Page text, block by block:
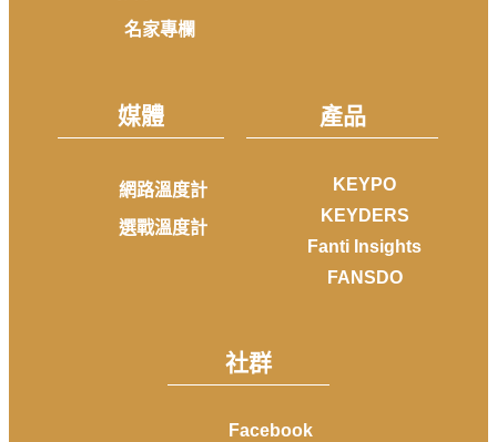
名家專欄
媒體
網路溫度計
選戰溫度計
產品
KEYPO
KEYDERS
Fanti Insights
FANSDO
社群
Facebook